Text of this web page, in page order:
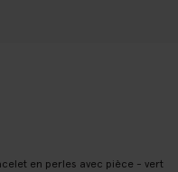
en perles avec pièce - vert